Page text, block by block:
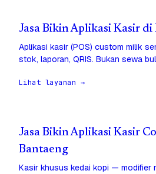
Jasa Bikin Aplikasi Kasir di
Aplikasi kasir (POS) custom milik
stok, laporan, QRIS. Bukan sewa
Lihat layanan →
Jasa Bikin Aplikasi Kasir
Bantaeng
Kasir khusus kedai kopi — modifier